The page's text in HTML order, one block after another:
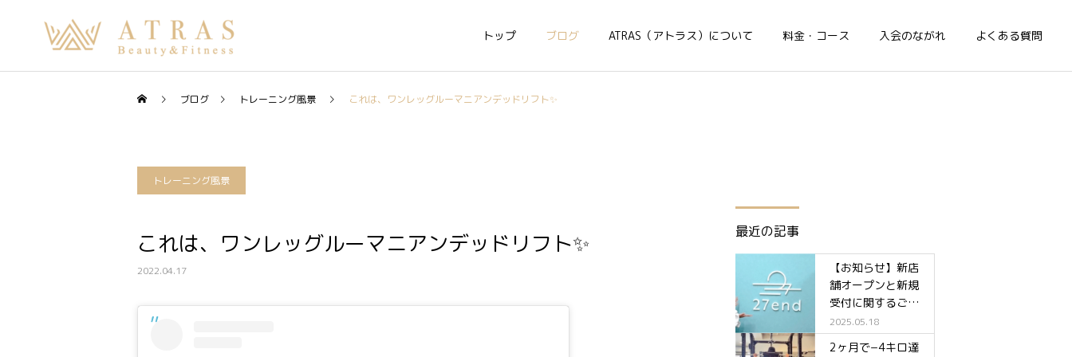
トップ ブログ ATRAS（アトラス）について 料金・コース 入会のながれ よくある質問
ブログ トレーニング風景 これは、ワンレッグルーマニアンデッドリフト✨
トレーニング風景
これは、ワンレッグルーマニアンデッドリフト✨
2022.04.17
最近の記事
【お知らせ】新店
舗オープンと新規
受付に関するご案
内✨
2025.05.18
2ヶ月で−4キロ達